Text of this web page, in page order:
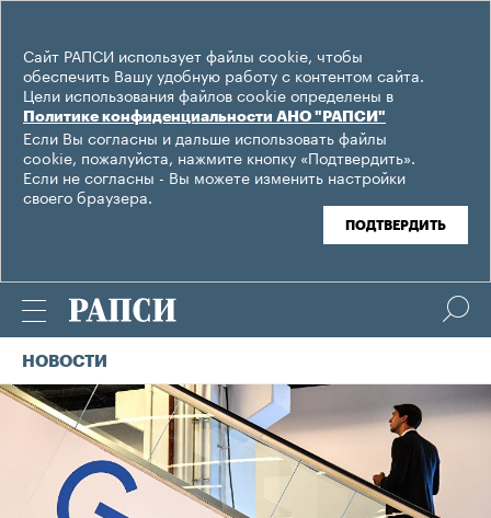
Сайт РАПСИ использует файлы cookie, чтобы
обеспечить Вашу удобную работу с контентом сайта.
Цели использования файлов cookie определены в
Политике конфиденциальности АНО "РАПСИ"
Если Вы согласны и дальше использовать файлы
cookie, пожалуйста, нажмите кнопку «Подтвердить».
Если не согласны - Вы можете изменить настройки
своего браузера.
ПОДТВЕРДИТЬ
НОВОСТИ